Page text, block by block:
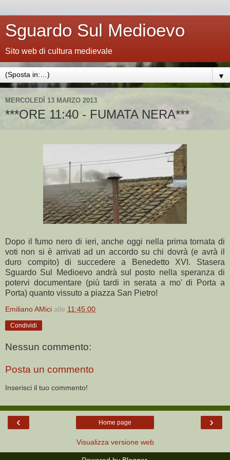
Sguardo Sul Medioevo
Sito web di cultura medievale
▼
MERCOLEDÌ 13 MARZO 2013
***ORE 11:40 - FUMATA NERA***
Dopo il fumo nero di ieri, anche oggi nella prima tornata di
voti non si è arrivati ad un accordo su chi dovrà (e avrà il
duro compito) di succedere a Benedetto XVI. Stasera
Sguardo Sul Medioevo andrà sul posto nella speranza di
potervi documentare (più tardi in serata a mo' di Porta a
Porta) quanto vissuto a piazza San Pietro!
Emiliano AMici alle 11:45:00
Condividi
Nessun commento:
Posta un commento
Inserisci il tuo commento!
‹ ›
Home page
Visualizza versione web